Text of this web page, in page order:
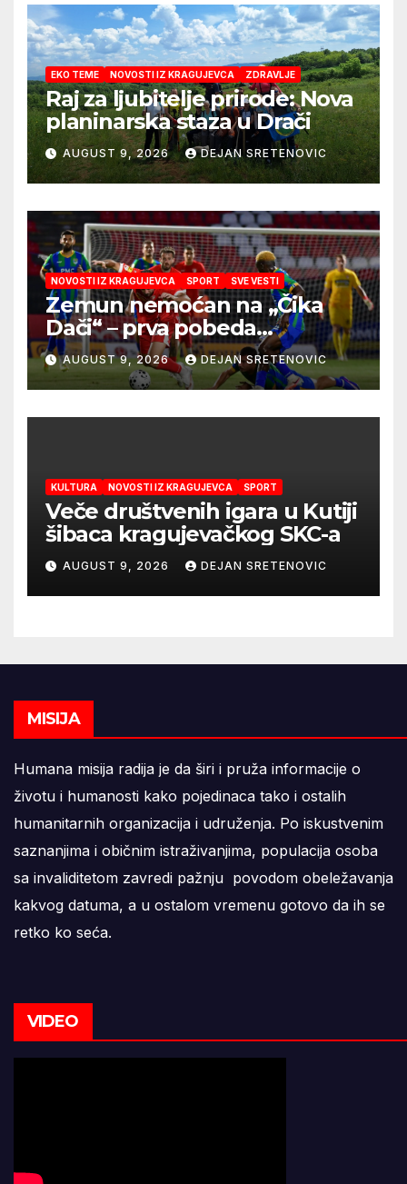
EKO TEME NOVOSTI IZ KRAGUJEVCA ZDRAVLJE
Raj za ljubitelje prirode: Nova
planinarska staza u Drači
AUGUST 9, 2026 DEJAN SRETENOVIC
NOVOSTI IZ KRAGUJEVCA SPORT SVE VESTI
Zemun nemoćan na „Čika
Dači“ – prva pobeda
Radničkog u drugom
mandatu Feđe Dudića
AUGUST 9, 2026 DEJAN SRETENOVIC
KULTURA NOVOSTI IZ KRAGUJEVCA SPORT
Veče društvenih igara u Kutiji
šibaca kragujevačkog SKC-a
AUGUST 9, 2026 DEJAN SRETENOVIC
MISIJA
Humana misija radija je da širi i pruža informacije o
životu i humanosti kako pojedinaca tako i ostalih
humanitarnih organizacija i udruženja. Po iskustvenim
saznanjima i običnim istraživanjima, populacija osoba
sa invaliditetom zavredi pažnju povodom obeležavanja
kakvog datuma, a u ostalom vremenu gotovo da ih se
retko ko seća.
VIDEO